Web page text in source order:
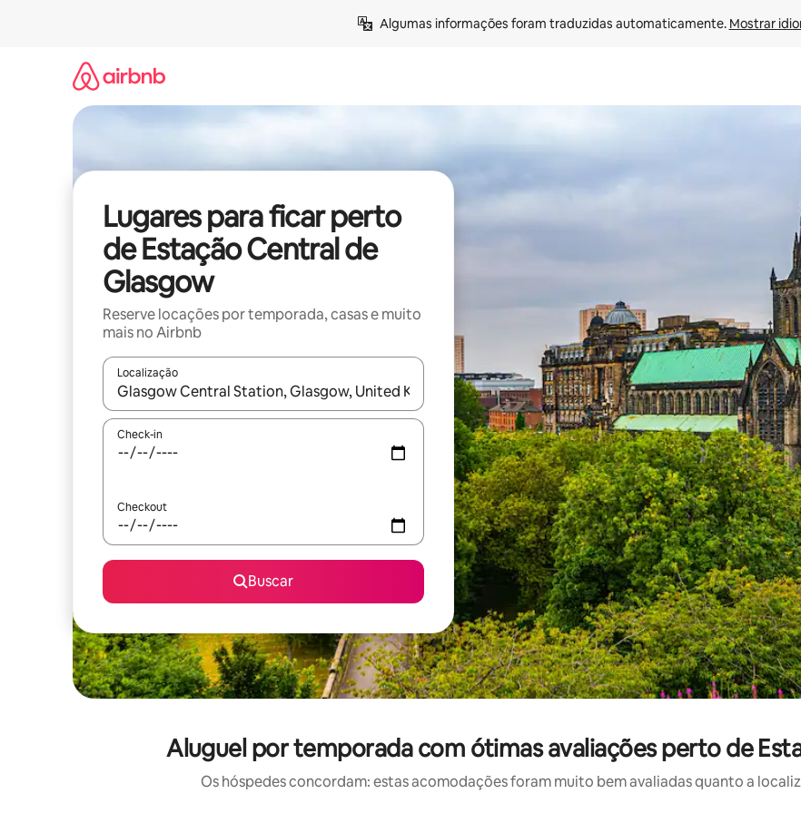
Algumas informações foram traduzidas automaticamente. Mostrar
Lugares para ficar perto
de Estação Central de
Glasgow
Reserve locações por temporada, casas e muito
mais no Airbnb
Localização
Quando os resultados estiverem disponíveis, explore-os usando as seta para cima e para baixo do teclado ou
Check-in
Checkout
Buscar
Aluguel por temporada com ótimas avaliações perto de
Os hóspedes concordam: estas acomodações foram muito bem avaliadas quanto a